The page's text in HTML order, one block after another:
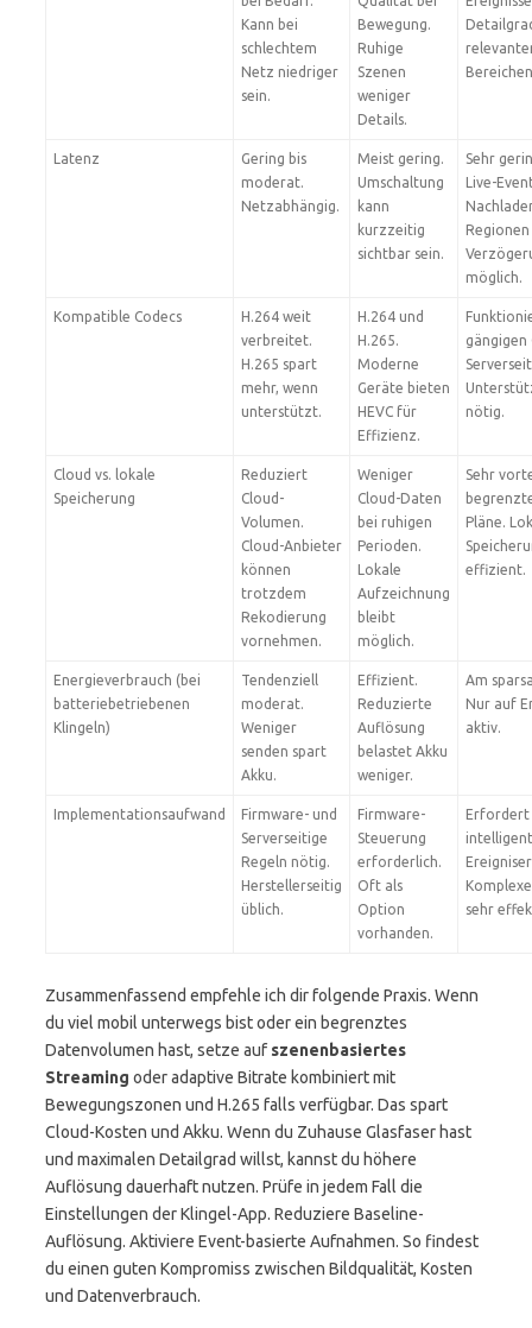
Kann bei
schlechtem
Netz niedriger
sein.
Bewegung.
Ruhige
Szenen
weniger
Details.
Latenz
Gering bis
moderat.
Netzabhängig.
Meist gering.
Umschaltung
kann
kurzzeitig
sichtbar sein.
Sehr
Live-
möglich.
Kompatible Codecs
H.264 weit
verbreitet.
H.265 spart
mehr, wenn
unterstützt.
H.264 und
H.265.
Moderne
Geräte bieten
HEVC für
Effizienz.
gängigen
nötig.
Cloud vs. lokale
Speicherung
Reduziert
Cloud-
Volumen.
Cloud-Anbieter
können
trotzdem
Rekodierung
vornehmen.
Weniger
Cloud-Daten
bei ruhigen
Perioden.
Lokale
Aufzeichnung
bleibt
möglich.
Sehr
Pläne.
effizient.
Energieverbrauch (bei
batteriebetriebenen
Klingeln)
Tendenziell
moderat.
Weniger
senden spart
Akku.
Effizient.
Reduzierte
Auflösung
belastet Akku
weniger.
Am
Nur auf
aktiv.
Implementationsaufwand
Firmware- und
Serverseitige
Regeln nötig.
Herstellerseitig
üblich.
Firmware-
Steuerung
erforderlich.
Oft als
Option
vorhanden.
Erfordert
sehr
Zusammenfassend empfehle ich dir folgende Praxis. Wenn
du viel mobil unterwegs bist oder ein begrenztes
Datenvolumen hast, setze auf szenenbasiertes
Streaming oder adaptive Bitrate kombiniert mit
Bewegungszonen und H.265 falls verfügbar. Das spart
Cloud-Kosten und Akku. Wenn du Zuhause Glasfaser hast
und maximalen Detailgrad willst, kannst du höhere
Auflösung dauerhaft nutzen. Prüfe in jedem Fall die
Einstellungen der Klingel-App. Reduziere Baseline-
Auflösung. Aktiviere Event-basierte Aufnahmen. So findest
du einen guten Kompromiss zwischen Bildqualität, Kosten
und Datenverbrauch.